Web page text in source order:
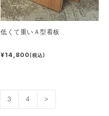
低くて重いＡ型看板
¥14,800(税込)
3 4 >